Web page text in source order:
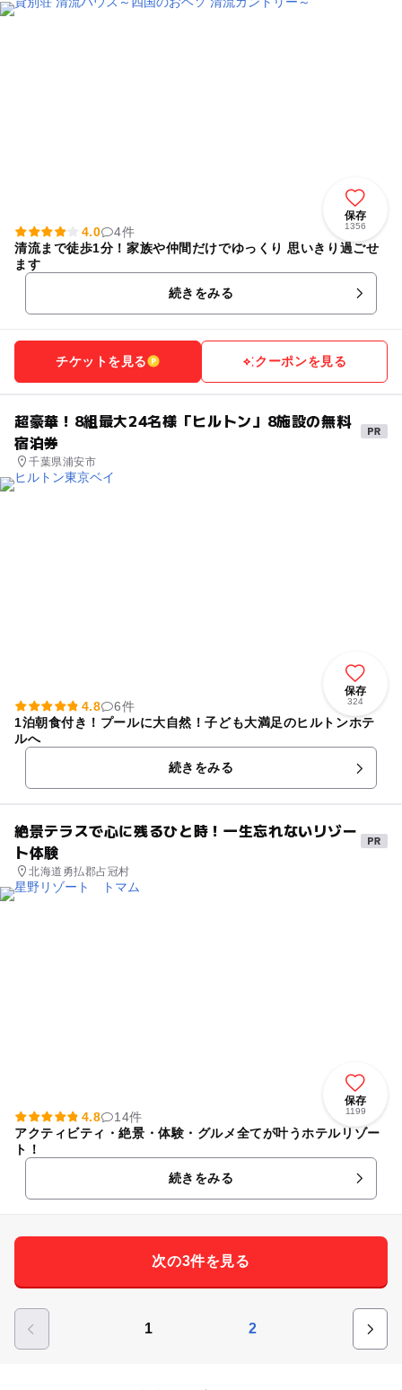
保存
1356
4.0
4件
清流まで徒歩1分！家族や仲間だけでゆっくり 思いきり過ごせ
ます
続きをみる
チケットを見る クーポンを見る
超豪華！8組最大24名様「ヒルトン」8施設の無料
宿泊券
千葉県浦安市
保存
324
4.8
6件
1泊朝食付き！プールに大自然！子ども大満足のヒルトンホテ
ルへ
続きをみる
絶景テラスで心に残るひと時！一生忘れないリゾー
ト体験
北海道勇払郡占冠村
保存
1199
4.8
14件
アクティビティ・絶景・体験・グルメ全てが叶うホテルリゾー
ト！
続きをみる
次の3件を見る
1 2